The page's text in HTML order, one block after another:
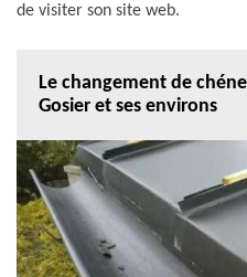
de visiter son site web.
Le changement de
Gosier et ses environs